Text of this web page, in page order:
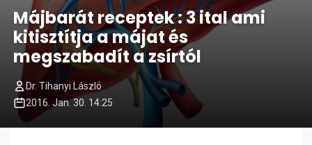
Májbarát receptek : 3 ital ami
kitisztítja a májat és
megszabadít a zsírtól
Dr. Tihanyi László
2016. Jan. 30. 14:25